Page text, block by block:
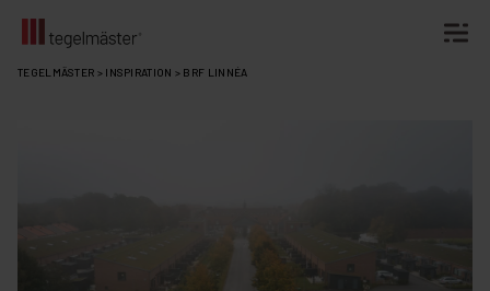
Fortsätt
TEGELMÄSTER > INSPIRATION > BRF LINNÉA